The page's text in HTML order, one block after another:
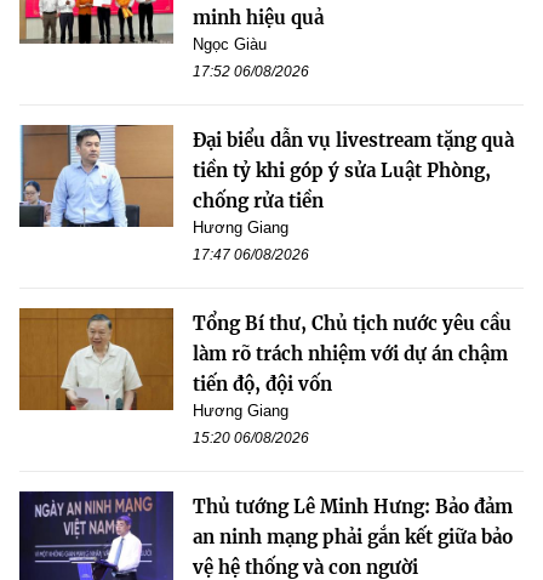
minh hiệu quả
Ngọc Giàu
17:52 06/08/2026
Đại biểu dẫn vụ livestream tặng quà
tiền tỷ khi góp ý sửa Luật Phòng,
chống rửa tiền
Hương Giang
17:47 06/08/2026
Tổng Bí thư, Chủ tịch nước yêu cầu
làm rõ trách nhiệm với dự án chậm
tiến độ, đội vốn
Hương Giang
15:20 06/08/2026
Thủ tướng Lê Minh Hưng: Bảo đảm
an ninh mạng phải gắn kết giữa bảo
vệ hệ thống và con người